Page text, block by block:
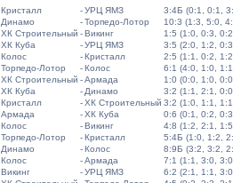
Кристалл -УРЦ ЯМЗ
3:4Б (0:1, 0:1,
Динамо -Торпедо-Лотор
10:3 (1:3, 5:0,
ХК Строительный -Викинг
1:5 (1:0, 0:3,
ХК Куба -УРЦ ЯМЗ
3:5 (2:0, 1:2,
Колос -Кристалл
2:5 (1:1, 0:2,
Торпедо-Лотор -Колос
6:1 (4:0, 1:0,
ХК Строительный -Армада
1:0 (0:0, 1:0,
ХК Куба - Динамо
3:2 (1:1, 2:1,
Кристалл -ХК Строительный 3:2 (1:0, 1:1,
Армада -ХК Куба
0:6 (0:1, 0:2,
Колос -Викинг
4:8 (1:2, 2:1,
Торпедо-Лотор -Кристалл
5:4Б (1:0, 1:2,
Динамо -Колос
8:9Б (3:2, 3:2,
Колос -Армада
7:1 (1:1, 3:0,
Викинг -УРЦ ЯМЗ
6:2 (2:1, 1:1,